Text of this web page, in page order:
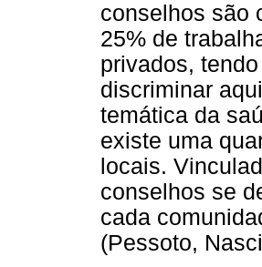
conselhos são
25% de
privados,
discriminar
temática da
existe uma
locais.
conselhos se
cada
(Pessoto,